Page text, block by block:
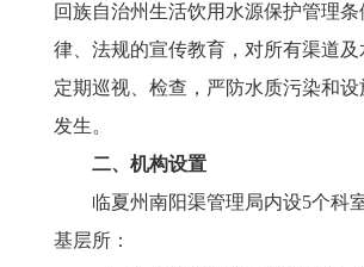
回族自治州生活饮用水源保护管理
律、法规的宣传教育，对所有渠道
定期巡视、检查，严防水质污染和
发生。
二、机构设置
临夏州南阳渠管理局内设5个科
基层所：